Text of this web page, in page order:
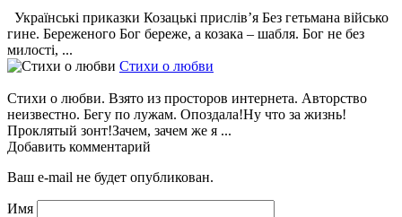
Українські приказки Козацькі прислів’я Без гетьмана військо
гине. Береженого Бог береже, а козака – шабля. Бог не без
милості, ...
Стихи о любви
Стихи о любви. Взято из просторов интернета. Авторство
неизвестно. Бегу по лужам. Опоздала!Ну что за жизнь!
Проклятый зонт!Зачем, зачем же я ...
Добавить комментарий
Ваш e-mail не будет опубликован.
Имя